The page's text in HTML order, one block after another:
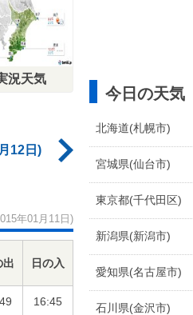
況天気
12日)
年01月11日)
出 日の入
16:45
今日の天気
北海道(札幌市)
宮城県(仙台市)
東京都(千代田区)
新潟県(新潟市)
愛知県(名古屋市)
石川県(金沢市)